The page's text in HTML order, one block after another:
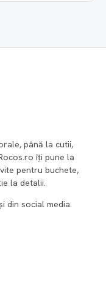
până la cutii,
îți pune la
pentru buchete,
la detalii.
din social media.